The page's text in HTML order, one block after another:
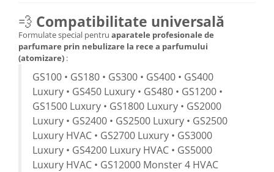
💨 Compatibilitate universală
Formulate special pentru aparatele profesionale de
parfumare prin nebulizare la rece a parfumului
(atomizare) :
GS100 • GS180 • GS300 • GS400 • GS400
Luxury • GS450 Luxury • GS480 • GS1200 •
GS1500 Luxury • GS1800 Luxury • GS2000
Luxury • GS2400 • GS2500 Luxury • GS2500
Luxury HVAC • GS2700 Luxury • GS3000
Luxury • GS4200 Luxury HVAC • GS5000
Luxury HVAC • GS12000 Monster 4 HVAC